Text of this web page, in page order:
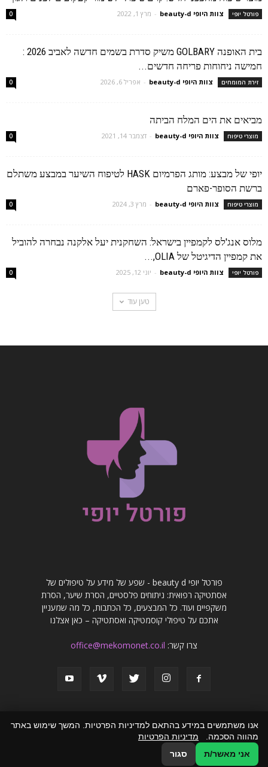
פורטל יופי צוות היופי beauty-d - מרץ 1, 2022 0
בית האופנה GOLBARY משיק סדרת בשמים חדשה לאביב 2026 :
חמישה ניחוחות פריחה חדשים...
זירת המומחים צוות היופי beauty-d - אפריל 6, 2026 0
מביאים את הים המלח הביתה
מוצרי טיפוח צוות היופי beauty-d - דצמבר 14, 2021 0
יופי של מבצע: מותג הפרמיום HASK לטיפוח השיער במבצע משתלם
ברשת הסופר-פארם
מוצרי טיפוח צוות היופי beauty-d - מרץ 3, 2024 0
מלוס אנג'לס לקמפיין בישראל: השחקנית יעל אלקנה נבחרה להוביל
את קמפיין הדיגיטל של OLIA,...
פורטל יופי צוות היופי beauty-d - יוני 12, 2025 0
טען עוד
פורטל יופי beauty d - שפע של מידע על טיפולים של
אסתטיקה רפואית: ניתוחים פלסטיים, הסרת שיער, הסרת
משקפיים ועוד. כל המבצעים, כל הכתבות, כל מה שמעניין
אתכם על טיפולי קוסמטיקה ואסתטיקה – כאן אצלנו
צרו קשר: office@mekomonet.co.il
פרסמו אצלנו פרסום מאמרים באתרים
© כל הזכויות שמורות לפורטל יופי beauty d
אנו משתמשים במידע בהתאם למדיניות הפרטיות. המשך שימוש באתר
מהווה הסכמה. מדיניות הפרטיות
אני מאשר/ת
סגור